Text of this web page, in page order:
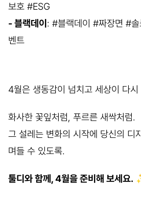
보호 #ESG
- 블랙데이: #블랙데이 #짜장면 #
벤트
4월은 생동감이 넘치고 세상이 다
화사한 꽃잎처럼, 푸르른 새싹처럼.
그 설레는 변화의 시작에 당신의 디
며들 수 있도록.
툴디와 함께, 4월을 준비해 보세요.